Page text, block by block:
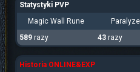
Statystyki PVP
Magic Wall Rune
589 razy 43 razy
Historia ONLINE&EXP